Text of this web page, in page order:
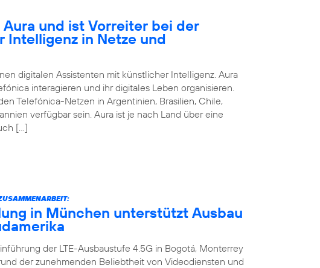
und ist Vorreiter bei der
in Netze und
digitalen Assistenten mit künstlicher Intelligenz. Aura
interagieren und ihr digitales Leben organisieren.
Telefónica-Netzen in Argentinien, Brasilien, Chile,
verfügbar sein. Aura ist je nach Land über eine
[…]
in München unterstützt Ausbau
der LTE-Ausbaustufe 4.5G in Bogotá, Monterrey
der zunehmenden Beliebtheit von Videodiensten und